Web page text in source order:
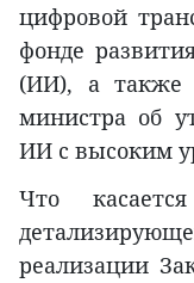
цифровой
фонде
(ИИ), а также
министра об
ИИ с высоким
Что
реализации